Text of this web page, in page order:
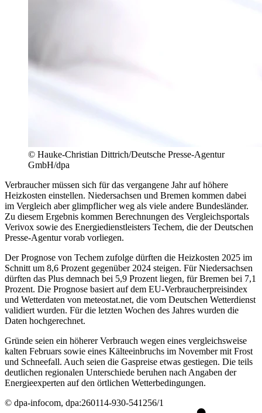
© Hauke-Christian Dittrich/Deutsche Presse-Agentur
GmbH/dpa
Verbraucher müssen sich für das vergangene Jahr auf höhere
Heizkosten einstellen. Niedersachsen und Bremen kommen dabei
im Vergleich aber glimpflicher weg als viele andere Bundesländer.
Zu diesem Ergebnis kommen Berechnungen des Vergleichsportals
Verivox sowie des Energiedienstleisters Techem, die der Deutschen
Presse-Agentur vorab vorliegen.
Der Prognose von Techem zufolge dürften die Heizkosten 2025 im
Schnitt um 8,6 Prozent gegenüber 2024 steigen. Für Niedersachsen
dürften das Plus demnach bei 5,9 Prozent liegen, für Bremen bei 7,1
Prozent. Die Prognose basiert auf dem EU-Verbraucherpreisindex
und Wetterdaten von meteostat.net, die vom Deutschen Wetterdienst
validiert wurden. Für die letzten Wochen des Jahres wurden die
Daten hochgerechnet.
Gründe seien ein höherer Verbrauch wegen eines vergleichsweise
kalten Februars sowie eines Kälteeinbruchs im November mit Frost
und Schneefall. Auch seien die Gaspreise etwas gestiegen. Die teils
deutlichen regionalen Unterschiede beruhen nach Angaben der
Energieexperten auf den örtlichen Wetterbedingungen.
© dpa-infocom, dpa:260114-930-541256/1